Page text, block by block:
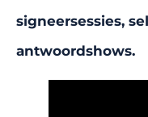
signeersessies,
antwoordshows.